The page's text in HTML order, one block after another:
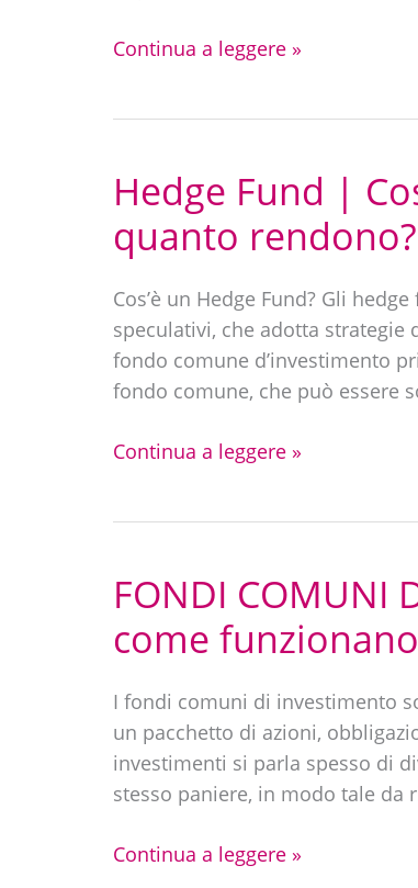
Continua a leggere »
Hedge Fund |
quanto rendono?
Cos’è un Hedge Fund? Gli
speculativi, che adotta strategie
fondo comune d’investimento
fondo comune, che può essere
Hedge
|
sono,
come
funzionano
e
rendono?
Continua a leggere »
FONDI COMUNI
come
I fondi comuni di investimento
un pacchetto di azioni,
investimenti si parla spesso di
stesso paniere, in modo tale
FONDI
D’INVESTIMENTO:
sono
e
come
funzionano
GUIDA
Continua a leggere »